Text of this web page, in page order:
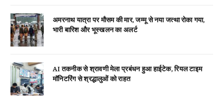
अमरनाथ यात्रा पर मौसम की मार, जम्मू से नया जत्था रोका गया,
भारी बारिश और भूस्खलन का अलर्ट
AI तकनीक से श्रावणी मेला प्रबंधन हुआ हाईटेक, रियल टाइम
मॉनिटरिंग से श्रद्धालुओं को राहत